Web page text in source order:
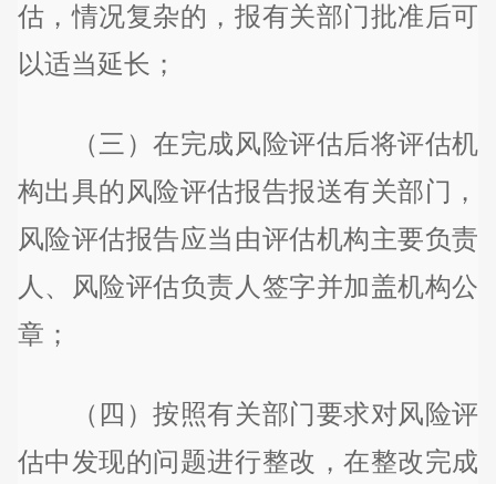
估，情况复杂的，报有关部门批准后可
以适当延长；
（三）在完成风险评估后将评估机
构出具的风险评估报告报送有关部门，
风险评估报告应当由评估机构主要负责
人、风险评估负责人签字并加盖机构公
章；
（四）按照有关部门要求对风险评
估中发现的问题进行整改，在整改完成